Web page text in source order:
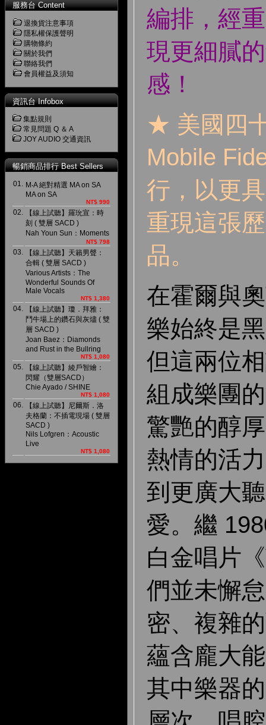
服務台 Content
退換貨注意事項
隱私權保護聲明
購物條約
關於我們
聯絡我們
會員權益及須知
資訊台 Infobox
集點規則
常見問題 Q ＆ A
JOY AUDIO 交通資訊
暢銷商品排行 Best Sellers
01. M‧A 絕對精選 MA on SA
MA on SA
NT$ 990
02.
【線上試聽】羅玧宣：時
刻 ( 雙層 SACD )
Nah Youn Sun：Moments
NT$ 798
03.
【線上試聽】天籟男聲：
合輯 ( 雙層 SACD )
Various Artists：The
Wonderful Sounds Of
Male Vocals
NT$ 1,380
04.
【線上試聽】瓊．拜雅：
鬥牛場上的鑽石與灰燼 ( 雙
層 SACD )
Joan Baez：Diamonds
and Rust in the Bullring
NT$ 1,080
05.
【線上試聽】綾戶智繪：
閃耀（雙層SACD）
Chie Ayado / SHINE
NT$ 1,080
06.
【線上試聽】尼爾斯．洛
夫格蘭：不插電現場 ( 雙層
SACD )
Nils Lofgren：Acoustic
Live
NT$ 1,080
編排，經
現更細膩
感！
★ 美國四
Mobile
行，以更
重現這張
品。
在霍爾與
樂始終是
但這兩位
組成樂團
驚艷的醇
熱情的活
到更廣大
愛。繼
白金唱片
們並未懈
密、複雜
蘊含龐大
其中樂器